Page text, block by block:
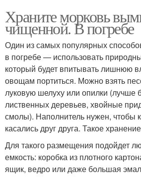
Храните морковь
чищенной. В погребе
Один из самых популярных
в погребе — использовать
который будет впитывать лишнюю
овощам портиться. Можно взять
луковую шелуху или опилки (лучше
лиственных деревьев, хвойные
смолы). Наполнитель нужен, чтобы
касались друг друга. Такое
Для такого размещения подойдет
емкость: коробка из плотного
ящик, ведро или даже большая